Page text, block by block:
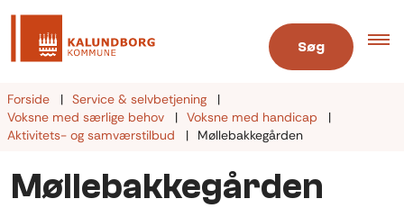
Søg
Forside
Service & selvbetjening
Voksne med særlige behov
Voksne med handicap
Aktivitets- og samværstilbud
Møllebakkegården
Møllebakkegården